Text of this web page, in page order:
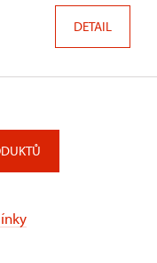
DETAIL